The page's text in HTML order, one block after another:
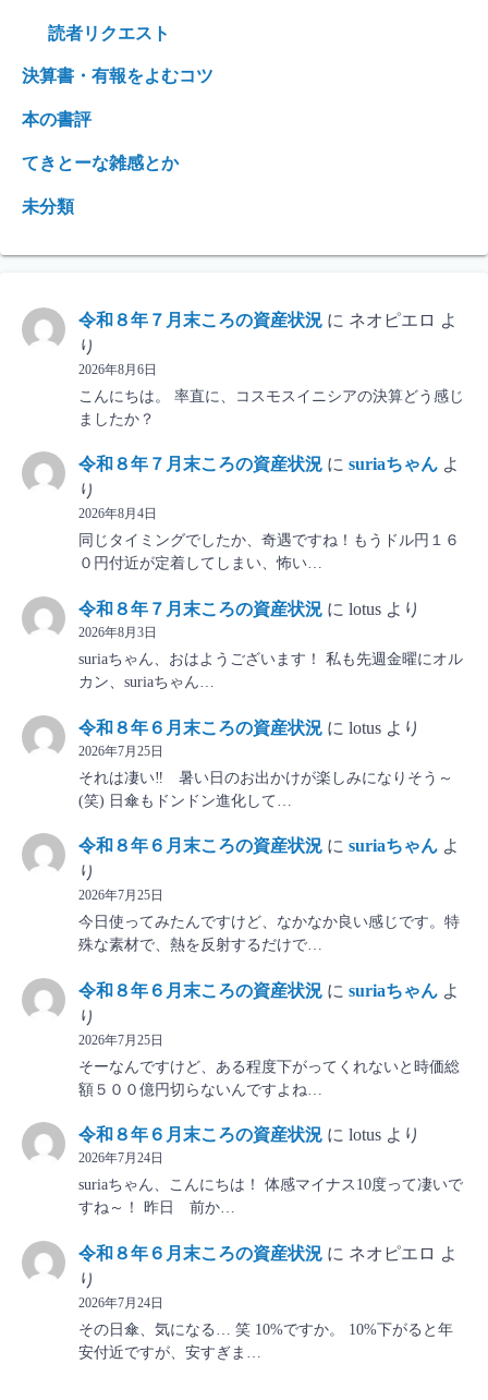
読者リクエスト
決算書・有報をよむコツ
本の書評
てきとーな雑感とか
未分類
令和８年７月末ころの資産状況 に ネオピエロ よ
り
2026年8月6日
こんにちは。 率直に、コスモスイニシアの決算どう感じ
ましたか？
令和８年７月末ころの資産状況 に suriaちゃん よ
り
2026年8月4日
同じタイミングでしたか、奇遇ですね！もうドル円１６
０円付近が定着してしまい、怖い…
令和８年７月末ころの資産状況 に lotus より
2026年8月3日
suriaちゃん、おはようございます！ 私も先週金曜にオル
カン、suriaちゃん…
令和８年６月末ころの資産状況 に lotus より
2026年7月25日
それは凄い‼ 暑い日のお出かけが楽しみになりそう～
(笑) 日傘もドンドン進化して…
令和８年６月末ころの資産状況 に suriaちゃん よ
り
2026年7月25日
今日使ってみたんですけど、なかなか良い感じです。特
殊な素材で、熱を反射するだけで…
令和８年６月末ころの資産状況 に suriaちゃん よ
り
2026年7月25日
そーなんですけど、ある程度下がってくれないと時価総
額５００億円切らないんですよね…
令和８年６月末ころの資産状況 に lotus より
2026年7月24日
suriaちゃん、こんにちは！ 体感マイナス10度って凄いで
すね～！ 昨日 前か…
令和８年６月末ころの資産状況 に ネオピエロ よ
り
2026年7月24日
その日傘、気になる… 笑 10%ですか。 10%下がると年
安付近ですが、安すぎま…